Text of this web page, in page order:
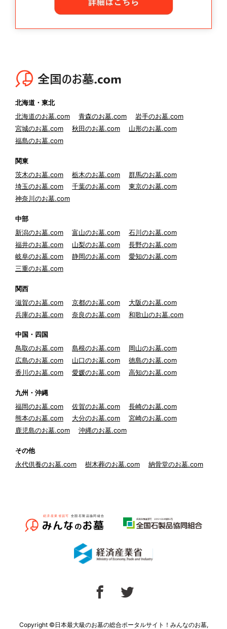
北海道・東北
北海道のお墓.com
青森のお墓.com
岩手のお墓.com
宮城のお墓.com
秋田のお墓.com
山形のお墓.com
福島のお墓.com
関東
茨木のお墓.com
栃木のお墓.com
群馬のお墓.com
埼玉のお墓.com
千葉のお墓.com
東京のお墓.com
神奈川のお墓.com
中部
新潟のお墓.com
富山のお墓.com
石川のお墓.com
福井のお墓.com
山梨のお墓.com
長野のお墓.com
岐阜のお墓.com
静岡のお墓.com
愛知のお墓.com
三重のお墓.com
関西
滋賀のお墓.com
京都のお墓.com
大阪のお墓.com
兵庫のお墓.com
奈良のお墓.com 和歌山のお墓.com
中国・四国
鳥取のお墓.com
島根のお墓.com
岡山のお墓.com
広島のお墓.com
山口のお墓.com
徳島のお墓.com
香川のお墓.com
愛媛のお墓.com 高知のお墓.com
九州・沖縄
福岡のお墓.com
佐賀のお墓.com
長崎のお墓.com
熊本のお墓.com
大分のお墓.com
宮崎のお墓.com
鹿児島のお墓.com
沖縄のお墓.com
その他
永代供養のお墓.com
樹木葬のお墓.com 納骨堂のお墓.com
Copyright ©日本最大級のお墓の総合ポータルサイト！みんなのお墓,